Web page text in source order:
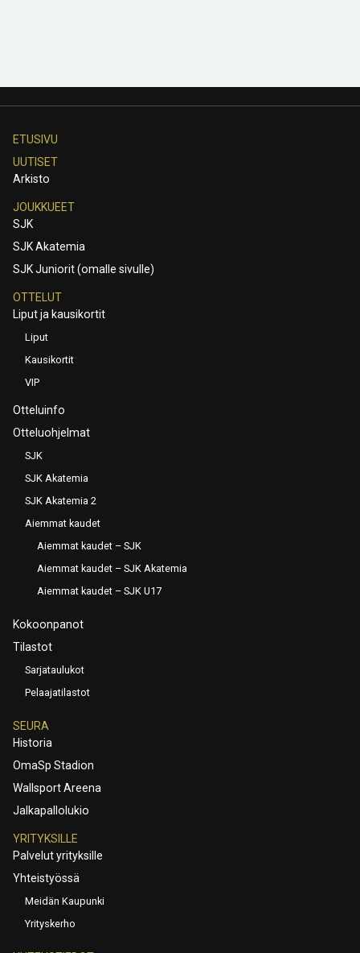
ETUSIVU
UUTISET
Arkisto
JOUKKUEET
SJK
SJK Akatemia
SJK Juniorit (omalle sivulle)
OTTELUT
Liput ja kausikortit
Liput
Kausikortit
VIP
Otteluinfo
Otteluohjelmat
SJK
SJK Akatemia
SJK Akatemia 2
Aiemmat kaudet
Aiemmat kaudet – SJK
Aiemmat kaudet – SJK Akatemia
Aiemmat kaudet – SJK U17
Kokoonpanot
Tilastot
Sarjataulukot
Pelaajatilastot
SEURA
Historia
OmaSp Stadion
Wallsport Areena
Jalkapallolukio
YRITYKSILLE
Palvelut yrityksille
Yhteistyössä
Meidän Kaupunki
Yrityskerho